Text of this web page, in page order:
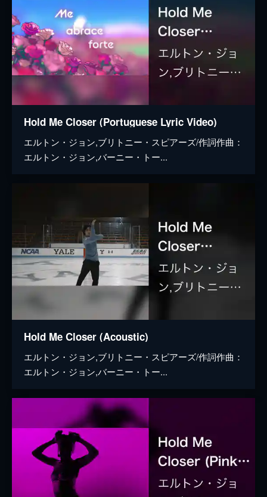
Hold Me Closer (Portuguese Lyric Video)
エルトン・ジョン,ブリトニー・スピアーズ/作詞作曲：
エルトン・ジョン,バーニー・トー...
Hold Me Closer (Acoustic)
エルトン・ジョン,ブリトニー・スピアーズ/作詞作曲：
エルトン・ジョン,バーニー・トー...